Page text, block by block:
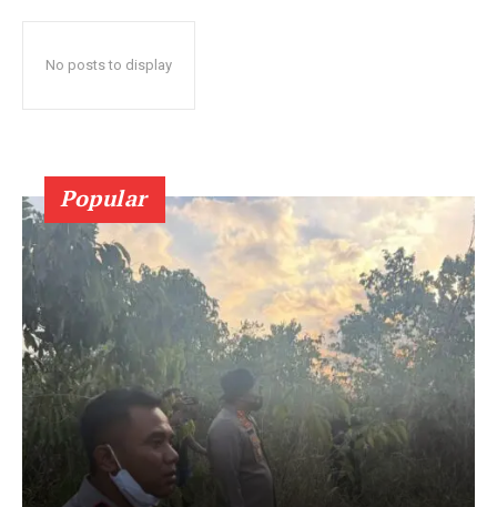
No posts to display
Popular